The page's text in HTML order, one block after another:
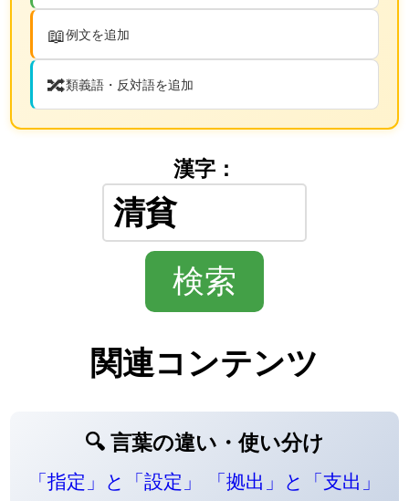
📖例文を追加
🔀類義語・反対語を追加
漢字：
関連コンテンツ
🔍 言葉の違い・使い分け
「指定」と「設定」
「拠出」と「支出」